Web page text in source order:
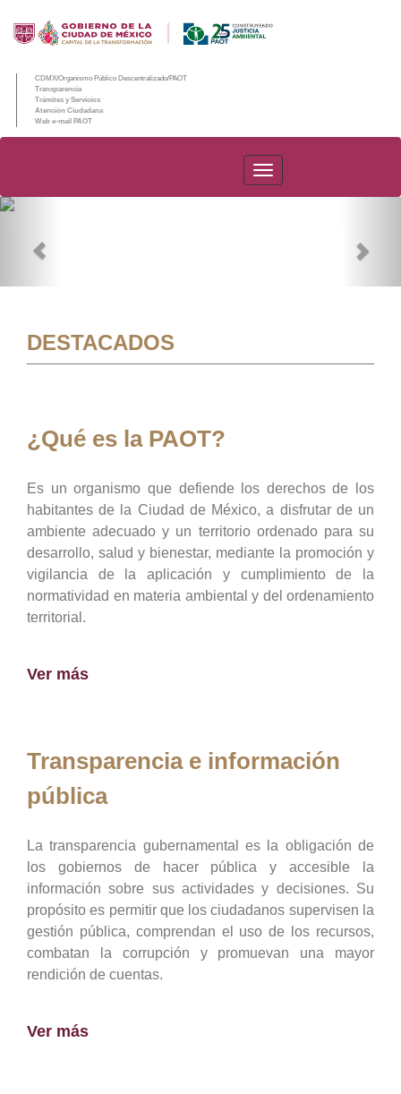
CDMX/Organismo Público Descentralizado/PAOT
Transparencia
Trámites y Servicios
Atención Ciudadana
Web e-mail PAOT
PAOT
DESTACADOS
¿Qué es la PAOT?
Es un organismo que defiende los derechos de los
habitantes de la Ciudad de México, a disfrutar de un
ambiente adecuado y un territorio ordenado para su
desarrollo, salud y bienestar, mediante la promoción y
vigilancia de la aplicación y cumplimiento de la
normatividad en materia ambiental y del ordenamiento
territorial.
Ver más
Transparencia e información
pública
La transparencia gubernamental es la obligación de
los gobiernos de hacer pública y accesible la
información sobre sus actividades y decisiones. Su
propósito es permitir que los ciudadanos supervisen la
gestión pública, comprendan el uso de los recursos,
combatan la corrupción y promuevan una mayor
rendición de cuentas.
Ver más